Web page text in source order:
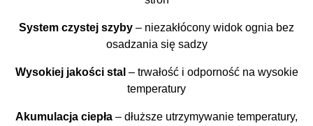
System czystej szyby – niezakłócony widok ognia bez
osadzania się sadzy
Wysokiej jakości stal – trwałość i odporność na wysokie
temperatury
Akumulacja ciepła – dłuższe utrzymywanie temperatury,